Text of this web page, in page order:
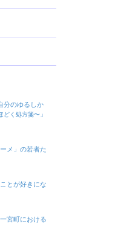
分のゆるしか
どく処方箋〜」
メ」の若者た
とが好きにな
宮町における